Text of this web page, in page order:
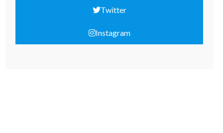
Twitter
Instagram